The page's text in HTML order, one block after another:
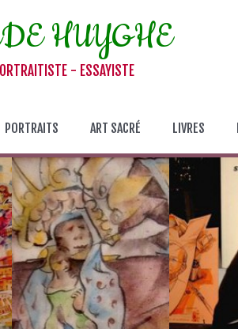
HUYGHE
- ESSAYISTE
PORTRAITS ART SACRÉ LIVRES